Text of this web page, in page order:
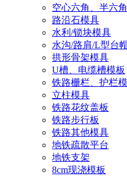
空心六角、半六角
路沿石模具
水利/锁块模具
水沟/路肩/L型台
拱形骨架模具
U槽、电缆槽模板
铁路栅栏、护栏
立柱模具
铁路花纹盖板
铁路步行板
铁路其他模具
地铁疏散平台
地铁支架
8cm现浇模板